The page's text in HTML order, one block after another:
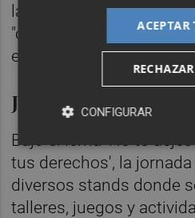
la sociedad valenciana
"consciente, conocedora
estos derechos".
Jornada lúdica y
Bajo el lema 'No te dejes
tus derechos', la
diversos stands donde
talleres, juegos y
ACEPTAR
CONFIGURAR